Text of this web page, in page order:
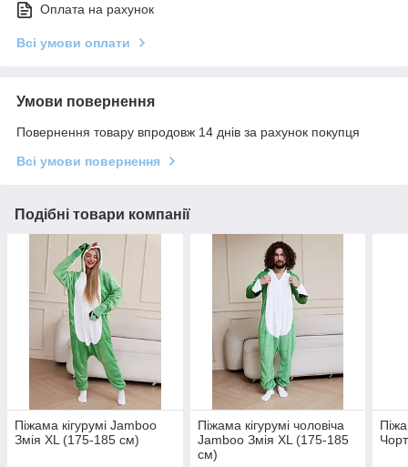
Оплата на рахунок
Всі умови оплати
Умови повернення
Повернення товару впродовж 14 днів за рахунок покупця
Всі умови повернення
Подібні товари компанії
Піжама кігурумі Jamboo
Змія XL (175-185 см)
Піжама кігурумі чоловіча
Jamboo Змія XL (175-185
см)